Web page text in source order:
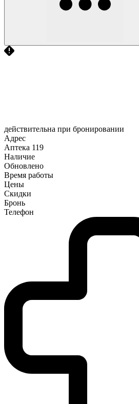
действительна при бронировании
Адрес
Аптека 119
Наличие
Обновлено
Время работы
Цены
Скидки
Бронь
Телефон